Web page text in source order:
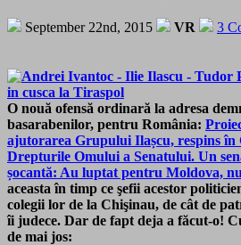
September 22nd, 2015 VR 3
O nouă ofensă ordinară la adresa
basarabenilor, pentru România:
ajutorarea Grupului Ilașcu, respins în
Drepturile Omului a Senatului. Un
șocantă: Au luptat pentru Moldova,
aceasta în timp ce şefii acestor
colegii lor de la Chişinau, de cât de
îi judece. Dar de fapt deja a făcut-o!
de mai jos: